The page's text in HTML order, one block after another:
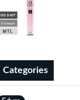
Categories